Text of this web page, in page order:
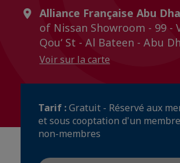
Alliance Française Abu
of Nissan Showroom - 99 -
Qouʻ St - Al Bateen - Abu
Voir sur la carte
Tarif :Gratuit - Réservé aux
et sous cooptation d'un
non-membres